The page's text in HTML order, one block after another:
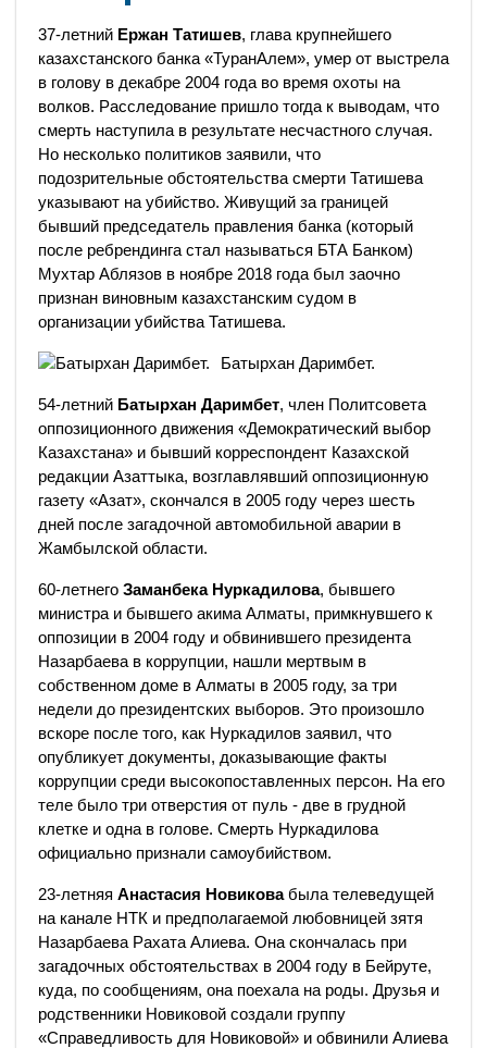
37-летний Ержан Татишев, глава крупнейшего
казахстанского банка «ТуранАлем», умер от выстрела
в голову в декабре 2004 года во время охоты на
волков. Расследование пришло тогда к выводам, что
смерть наступила в результате несчастного случая.
Но несколько политиков заявили, что
подозрительные обстоятельства смерти Татишева
указывают на убийство. Живущий за границей
бывший председатель правления банка (который
после ребрендинга стал называться БТА Банком)
Мухтар Аблязов в ноябре 2018 года был заочно
признан виновным казахстанским судом в
организации убийства Татишева.
Батырхан Даримбет.
54-летний Батырхан Даримбет, член Политсовета
оппозиционного движения «Демократический выбор
Казахстана» и бывший корреспондент Казахской
редакции Азаттыка, возглавлявший оппозиционную
газету «Азат», скончался в 2005 году через шесть
дней после загадочной автомобильной аварии в
Жамбылской области.
60-летнего Заманбека Нуркадилова, бывшего
министра и бывшего акима Алматы, примкнувшего к
оппозиции в 2004 году и обвинившего президента
Назарбаева в коррупции, нашли мертвым в
собственном доме в Алматы в 2005 году, за три
недели до президентских выборов. Это произошло
вскоре после того, как Нуркадилов заявил, что
опубликует документы, доказывающие факты
коррупции среди высокопоставленных персон. На его
теле было три отверстия от пуль - две в грудной
клетке и одна в голове. Смерть Нуркадилова
официально признали самоубийством.
23-летняя Анастасия Новиковабыла телеведущей
на канале НТК и предполагаемой любовницей зятя
Назарбаева Рахата Алиева. Она скончалась при
загадочных обстоятельствах в 2004 году в Бейруте,
куда, по сообщениям, она поехала на роды. Друзья и
родственники Новиковой создали группу
«Справедливость для Новиковой» и обвинили Алиева